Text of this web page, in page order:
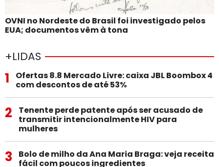
OVNI no Nordeste do Brasil foi investigado pelos
EUA; documentos vêm à tona
+LIDAS
1
Ofertas 8.8 Mercado Livre: caixa JBL Boombox 4
com descontos de até 53%
2
Tenente perde patente após ser acusado de
transmitir intencionalmente HIV para
mulheres
3
Bolo de milho da Ana Maria Braga: veja receita
fácil com poucos ingredientes